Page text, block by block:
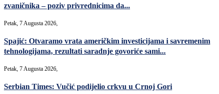
zvaničnika – poziv privrednicima da...
Petak, 7 Augusta 2026,
Spajić: Otvaramo vrata američkim investicijama i savremenim
tehnologijama, rezultati saradnje govoriće sami...
Petak, 7 Augusta 2026,
Serbian Times: Vučić podijelio crkvu u Crnoj Gori